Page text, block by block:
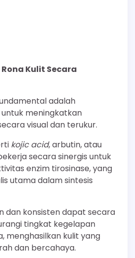
Kulit Secara
adalah
meningkatkan
visual dan terukur.
kojic acid, arbutin, atau
secara sinergis untuk
enzim tirosinase, yang
utama dalam sintesis
dan konsisten dapat secara
tingkat kegelapan
menghasilkan kulit yang
dan bercahaya.